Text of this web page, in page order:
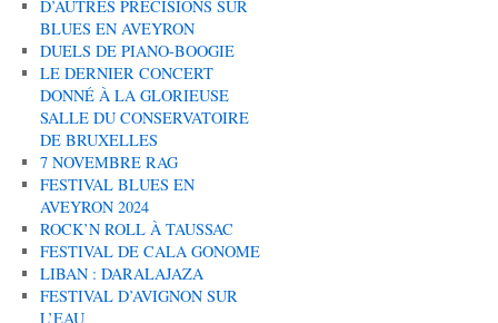
D’AUTRES PRECISIONS SUR
BLUES EN AVEYRON
DUELS DE PIANO-BOOGIE
LE DERNIER CONCERT
DONNÉ À LA GLORIEUSE
SALLE DU CONSERVATOIRE
DE BRUXELLES
7 NOVEMBRE RAG
FESTIVAL BLUES EN
AVEYRON 2024
ROCK’N ROLL À TAUSSAC
FESTIVAL DE CALA GONOME
LIBAN : DARALAJAZA
FESTIVAL D’AVIGNON SUR
L’EAU